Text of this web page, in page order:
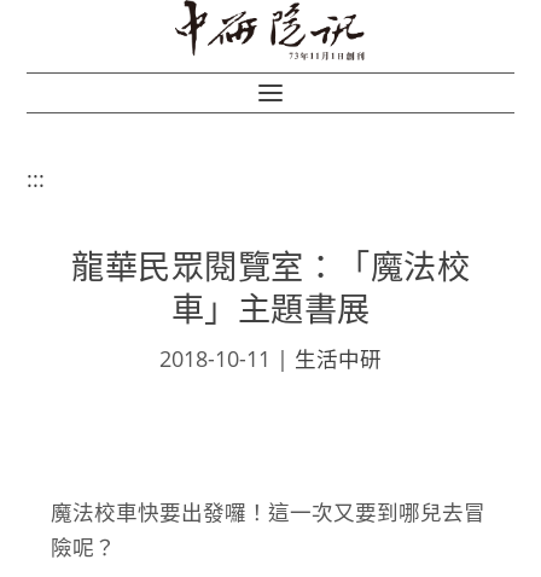
:::
龍華民眾閱覽室：「魔法校
車」主題書展
2018-10-11 | 生活中研
魔法校車快要出發囉！這一次又要到哪兒去冒
險呢？